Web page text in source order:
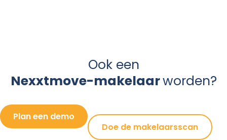
Ook een
Nexxtmove-makelaarworden?
Plan een demo
Doe de makelaarsscan